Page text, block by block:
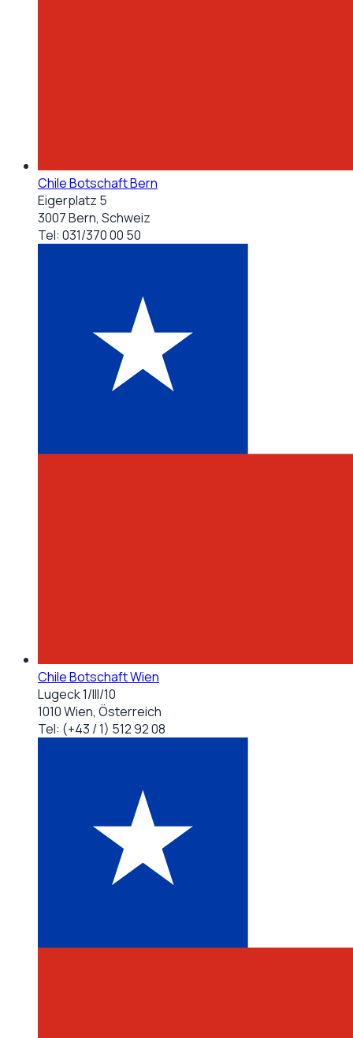
Chile Botschaft Bern
Eigerplatz 5
3007 Bern, Schweiz
Tel: 031/370 00 50
Chile Botschaft Wien
Lugeck 1/III/10
1010 Wien, Österreich
Tel: (+43 / 1) 512 92 08